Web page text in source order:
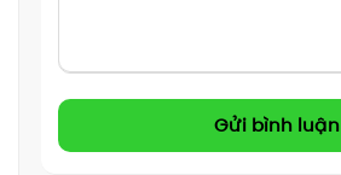
Gửi bình luận